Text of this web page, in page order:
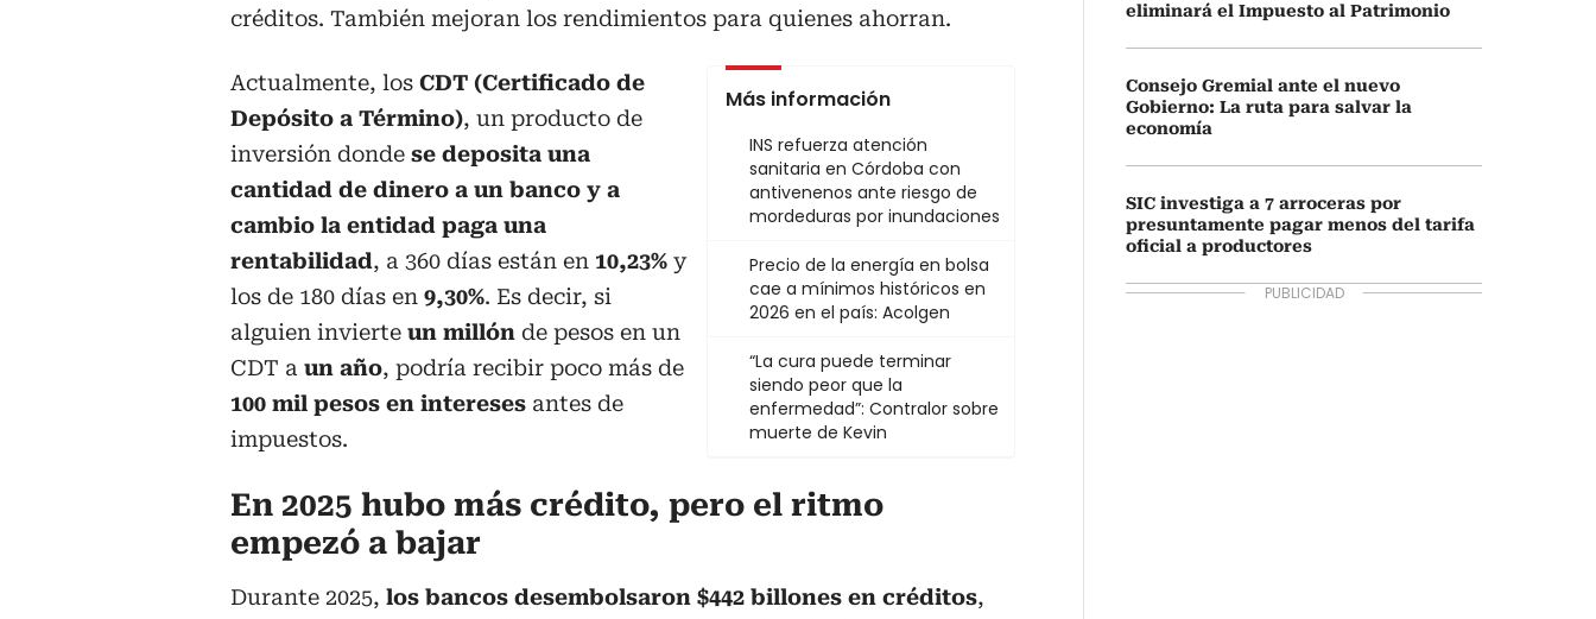
créditos. También mejoran los rendimientos para quienes ahorran.
Más información
INS refuerza atención
sanitaria en Córdoba con
antivenenos ante riesgo de
mordeduras por inundaciones
Precio de la energía en bolsa
cae a mínimos históricos en
2026 en el país: Acolgen
“La cura puede terminar
siendo peor que la
enfermedad”: Contralor sobre
muerte de Kevin
Actualmente, los CDT (Certificado de
Depósito a Término), un producto de
inversión donde se deposita una
cantidad de dinero a un banco y a
cambio la entidad paga una
rentabilidad, a 360 días están en 10,23% y
los de 180 días en 9,30%. Es decir, si
alguien invierte un millón de pesos en un
CDT a un año, podría recibir poco más de
100 mil pesos en intereses antes de
impuestos.
En 2025 hubo más crédito, pero el ritmo
empezó a bajar
Durante 2025, los bancos desembolsaron $442 billones en créditos,
eliminará el Impuesto al Patrimonio
Consejo Gremial ante el nuevo
Gobierno: La ruta para salvar la
economía
SIC investiga a 7 arroceras por
presuntamente pagar menos del tarifa
oficial a productores